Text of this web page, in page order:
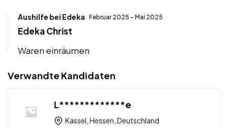
Aushilfe bei Edeka Februar 2025 - Mai 2025
Edeka Christ
Waren einräumen
Verwandte Kandidaten
L*************e
Kassel, Hessen, Deutschland